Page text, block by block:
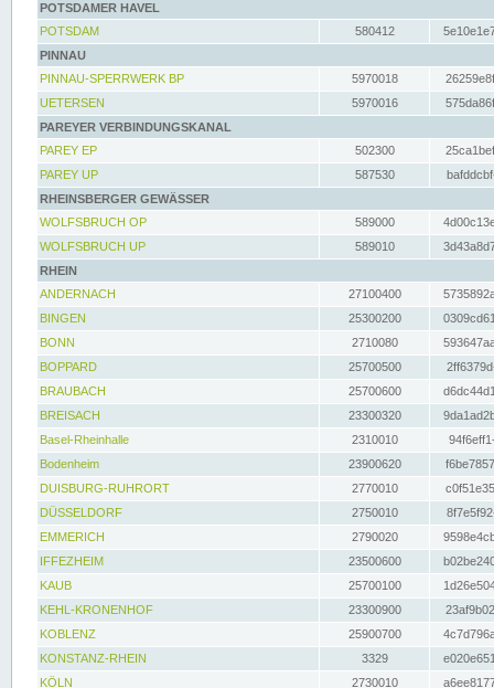
POTSDAMER HAVEL
POTSDAM
580412
PINNAU
PINNAU-SPERRWERK BP
5970018
UETERSEN
5970016
PAREYER VERBINDUNGSKANAL
PAREY EP
502300
PAREY UP
587530
RHEINSBERGER GEWÄSSER
WOLFSBRUCH OP
589000
WOLFSBRUCH UP
589010
RHEIN
ANDERNACH
27100400
BINGEN
25300200
BONN
2710080
BOPPARD
25700500
BRAUBACH
25700600
BREISACH
23300320
Basel-Rheinhalle
2310010
Bodenheim
23900620
DUISBURG-RUHRORT
2770010
DÜSSELDORF
2750010
EMMERICH
2790020
IFFEZHEIM
23500600
KAUB
25700100
KEHL-KRONENHOF
23300900
KOBLENZ
25900700
KONSTANZ-RHEIN
3329
KÖLN
2730010